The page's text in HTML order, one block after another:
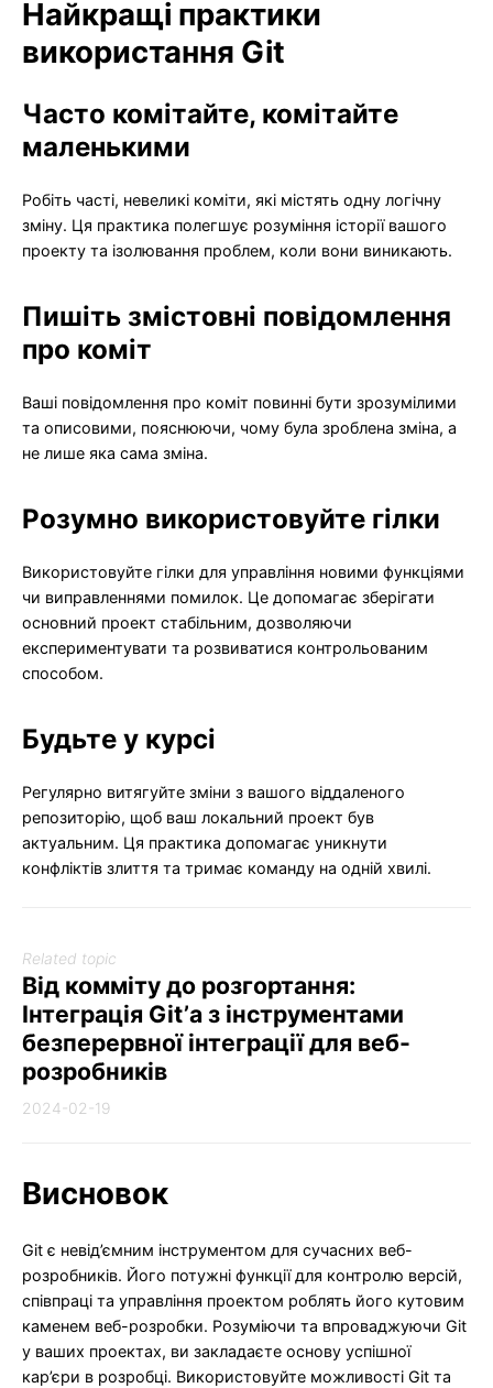
Найкращі практики
використання Git
Часто комітайте, комітайте
маленькими
Робіть часті, невеликі коміти, які містять одну логічну
зміну. Ця практика полегшує розуміння історії вашого
проекту та ізолювання проблем, коли вони виникають.
Пишіть змістовні повідомлення
про коміт
Ваші повідомлення про коміт повинні бути зрозумілими
та описовими, пояснюючи, чому була зроблена зміна, а
не лише яка сама зміна.
Розумно використовуйте гілки
Використовуйте гілки для управління новими функціями
чи виправленнями помилок. Це допомагає зберігати
основний проект стабільним, дозволяючи
експериментувати та розвиватися контрольованим
способом.
Будьте у курсі
Регулярно витягуйте зміни з вашого віддаленого
репозиторію, щоб ваш локальний проект був
актуальним. Ця практика допомагає уникнути
конфліктів злиття та тримає команду на одній хвилі.
Related topic
Від комміту до розгортання:
Інтеграція Git’а з інструментами
безперервної інтеграції для веб-
розробників
2024-02-19
Висновок
Git є невід’ємним інструментом для сучасних веб-
розробників. Його потужні функції для контролю версій,
співпраці та управління проектом роблять його кутовим
каменем веб-розробки. Розуміючи та впроваджуючи Git
у ваших проектах, ви закладаєте основу успішної
кар’єри в розробці. Використовуйте можливості Git та